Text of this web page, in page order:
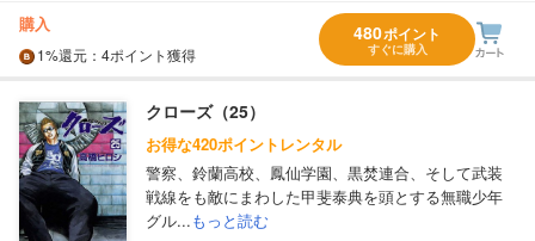
購入
1%還元 ：4ポイント獲得
480ポイント
すぐに購入
クローズ（25）
お得な420ポイントレンタル
警察、鈴蘭高校、鳳仙学園、黒焚連合、そして武装
戦線をも敵にまわした甲斐泰典を頭とする無職少年
グル...もっと読む